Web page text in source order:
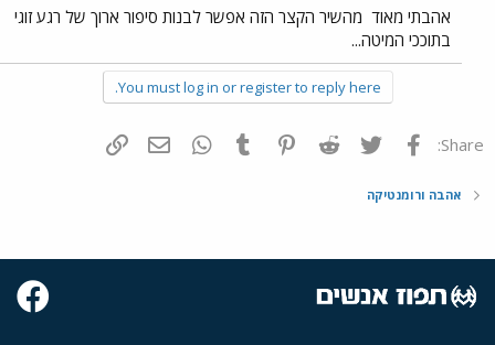
אהבתי מאוד מהשיר הקצר הזה אפשר לבנות סיפור ארוך של רגע זוגי
בתוככי המיטה...
You must log in or register to reply here.
Share: פייסבוק Twitter
Reddit
Pinterest
Tumblr
WhatsAppדואר אלקטרוני
אהבה ורומנטיקה